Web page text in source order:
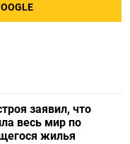
заявил, что
весь мир по
жилья